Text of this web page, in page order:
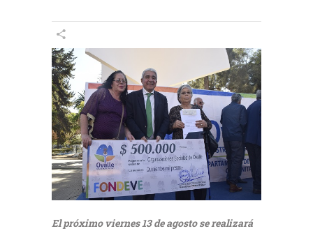
El próximo viernes 13 de agosto se realizará